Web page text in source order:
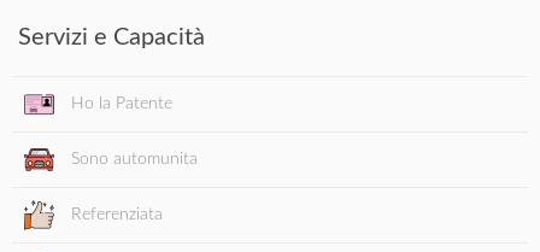
Servizi e Capacità
Ho la Patente
Sono automunita
Referenziata